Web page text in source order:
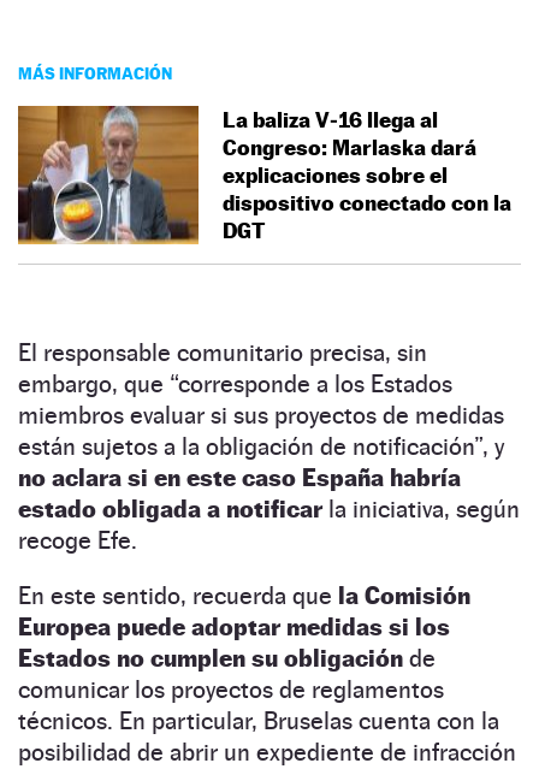
MÁS INFORMACIÓN
La baliza V‑16 llega al
Congreso: Marlaska dará
explicaciones sobre el
dispositivo conectado con la
DGT
El responsable comunitario precisa, sin
embargo, que “corresponde a los Estados
miembros evaluar si sus proyectos de medidas
están sujetos a la obligación de notificación”, y
no aclara si en este caso España habría
estado obligada a notificarla iniciativa, según
recoge Efe.
En este sentido, recuerda que la Comisión
Europea puede adoptar medidas si los
Estados no cumplen su obligación de
comunicar los proyectos de reglamentos
técnicos. En particular, Bruselas cuenta con la
posibilidad de abrir un expediente de infracción